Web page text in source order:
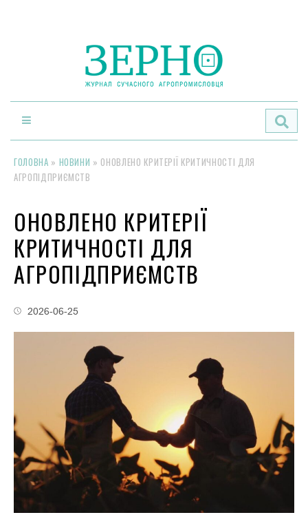
ГОЛОВНА » НОВИНИ » ОНОВЛЕНО КРИТЕРІЇ КРИТИЧНОСТІ ДЛЯ
АГРОПІДПРИЄМСТВ
ОНОВЛЕНО КРИТЕРІЇ
КРИТИЧНОСТІ ДЛЯ
АГРОПІДПРИЄМСТВ
2026-06-25